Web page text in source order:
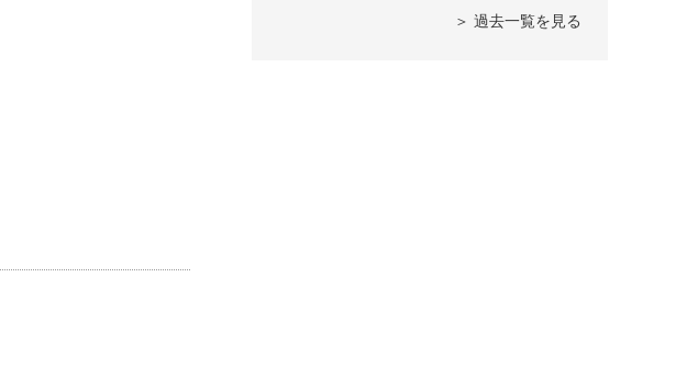
＞ 過去一覧を見る